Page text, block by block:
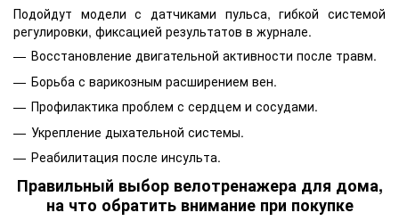
Подойдут модели с датчиками пульса, гибкой системой
регулировки, фиксацией результатов в журнале.
Восстановление двигательной активности после травм.
Борьба с варикозным расширением вен.
Профилактика проблем с сердцем и сосудами.
Укрепление дыхательной системы.
Реабилитация после инсульта.
Правильный выбор велотренажера для дома,
на что обратить внимание при покупке